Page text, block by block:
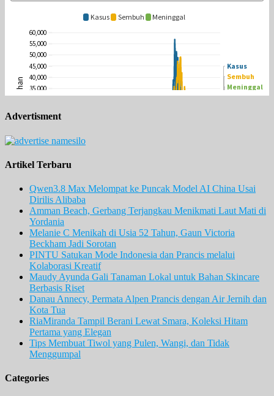
Advertisment
Artikel Terbaru
Qwen3.8 Max Melompat ke Puncak Model AI China Usai
Dirilis Alibaba
Amman Beach, Gerbang Terjangkau Menikmati Laut Mati di
Yordania
Melanie C Menikah di Usia 52 Tahun, Gaun Victoria
Beckham Jadi Sorotan
PINTU Satukan Mode Indonesia dan Prancis melalui
Kolaborasi Kreatif
Maudy Ayunda Gali Tanaman Lokal untuk Bahan Skincare
Berbasis Riset
Danau Annecy, Permata Alpen Prancis dengan Air Jernih dan
Kota Tua
RiaMiranda Tampil Berani Lewat Smara, Koleksi Hitam
Pertama yang Elegan
Tips Membuat Tiwol yang Pulen, Wangi, dan Tidak
Menggumpal
Categories